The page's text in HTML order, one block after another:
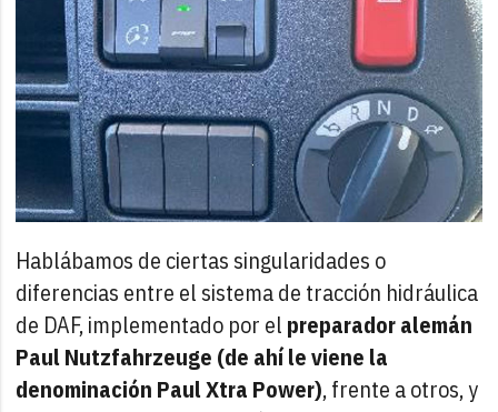
Hablábamos de ciertas singularidades o
diferencias entre el sistema de tracción hidráulica
de DAF, implementado por el preparador alemán
Paul Nutzfahrzeuge (de ahí le viene la
denominación Paul Xtra Power), frente a otros, y